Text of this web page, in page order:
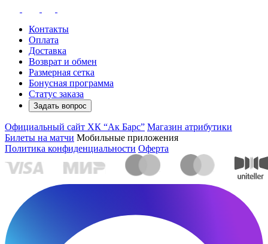
Контакты
Оплата
Доставка
Возврат и обмен
Размерная сетка
Бонусная программа
Статус заказа
Задать вопрос
Официальный сайт ХК “Ак Барс” Магазин атрибутики
Билеты на матчи Мобильные приложения
Политика конфиденциальности Оферта